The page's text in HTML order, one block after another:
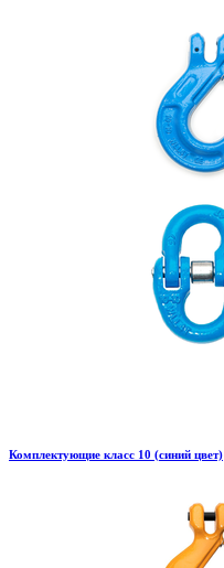
Комплектующие класс 10 (синий цвет)